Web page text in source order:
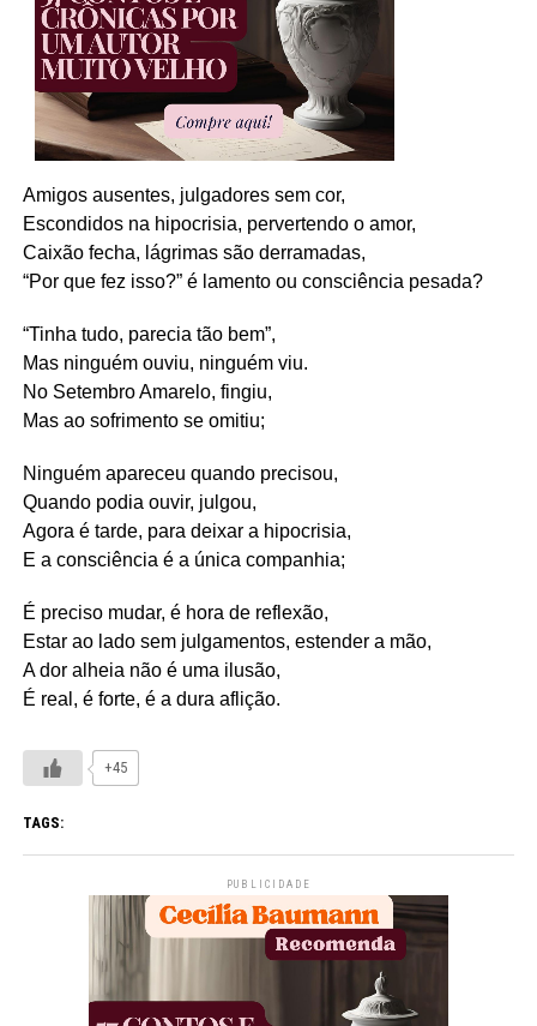
Amigos ausentes, julgadores sem cor,
Escondidos na hipocrisia, pervertendo o amor,
Caixão fecha, lágrimas são derramadas,
“Por que fez isso?” é lamento ou consciência pesada?
“Tinha tudo, parecia tão bem”,
Mas ninguém ouviu, ninguém viu.
No Setembro Amarelo, fingiu,
Mas ao sofrimento se omitiu;
Ninguém apareceu quando precisou,
Quando podia ouvir, julgou,
Agora é tarde, para deixar a hipocrisia,
E a consciência é a única companhia;
É preciso mudar, é hora de reflexão,
Estar ao lado sem julgamentos, estender a mão,
A dor alheia não é uma ilusão,
É real, é forte, é a dura aflição.
+45
TAGS:
PUBLICIDADE